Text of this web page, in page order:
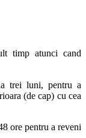
timp atunci cand
trei luni, pentru a
(de cap) cu cea
ore pentru a reveni